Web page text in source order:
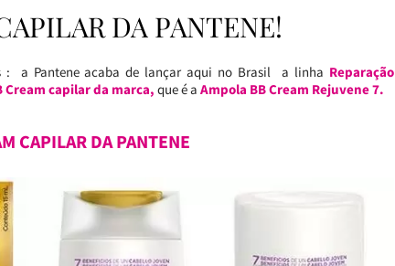
DA PANTENE!
: a Pantene acaba de lançar aqui no Brasil a linha Reparação
capilar da marca, que é a Ampola BB Cream Rejuvene 7.
CAPILAR DA PANTENE